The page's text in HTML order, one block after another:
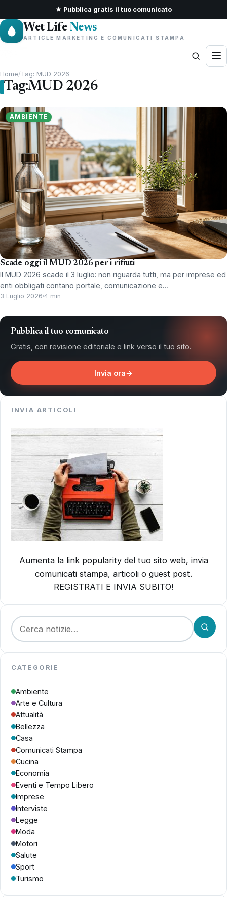
★ Pubblica gratis il tuo comunicato
Wet Life News
ARTICLE MARKETING E COMUNICATI STAMPA
Home/Tag: MUD 2026
Tag:MUD 2026
AMBIENTE
Scade oggi il MUD 2026 per i rifiuti
Il MUD 2026 scade il 3 luglio: non riguarda tutti, ma per imprese ed
enti obbligati contano portale, comunicazione e…
3 Luglio 2026 4 min
Pubblica il tuo comunicato
Gratis, con revisione editoriale e link verso il tuo sito.
Invia ora→
INVIA ARTICOLI
Aumenta la link popularity del tuo sito web, invia
comunicati stampa, articoli o guest post.
REGISTRATI E INVIA SUBITO!
Cerca:
CATEGORIE
Ambiente
Arte e Cultura
Attualità
Bellezza
Casa
Comunicati Stampa
Cucina
Economia
Eventi e Tempo Libero
Imprese
Interviste
Legge
Moda
Motori
Salute
Sport
Turismo